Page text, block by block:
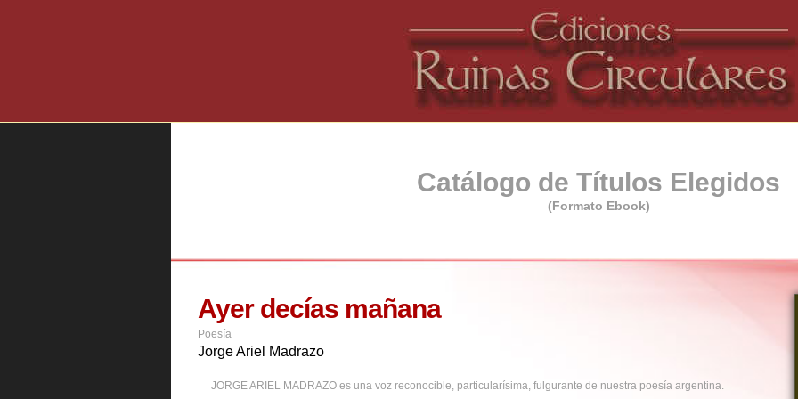
Catálogo de Títulos Elegidos
(Formato Ebook)
Ayer decías mañana
Poesía
Jorge Ariel Madrazo
JORGE ARIEL MADRAZO es una voz reconocible, particularísima, fulgurante de nuestra poesía argentina.